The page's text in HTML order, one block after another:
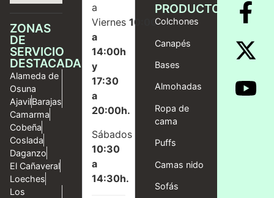
ZONAS
DE
SERVICIO
DESTACADAS
Alameda de
Osuna
AjavilBarajas
Camarma
Cobeña
Coslada
Daganzo
El Cañaveral
Loeches
Los
a
Viernes10:00
a
14:00h
y
17:30
a
20:00h.
Sábados
10:30
a
14:30h.
PRODUCTOS
Colchones
Canapés
Bases
Almohadas
Ropa de
cama
Puffs
Camas nido
Sofás